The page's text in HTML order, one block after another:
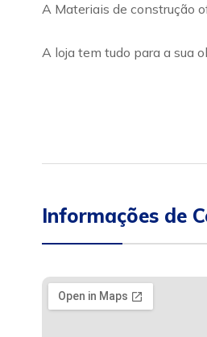
A Materiais de construção
A loja tem tudo para a sua
Informações de